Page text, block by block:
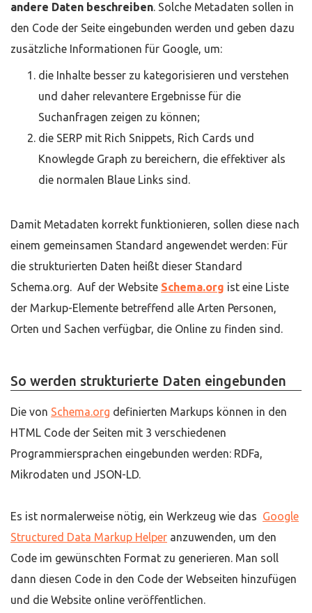
andere Daten beschreiben. Solche Metadaten sollen in
den Code der Seite eingebunden werden und geben dazu
zusätzliche Informationen für Google, um:
die Inhalte besser zu kategorisieren und verstehen
und daher relevantere Ergebnisse für die
Suchanfragen zeigen zu können;
die SERP mit Rich Snippets, Rich Cards und
Knowlegde Graph zu bereichern, die effektiver als
die normalen Blaue Links sind.
Damit Metadaten korrekt funktionieren, sollen diese nach
einem gemeinsamen Standard angewendet werden: Für
die strukturierten Daten heißt dieser Standard
Schema.org. Auf der Website Schema.org ist eine Liste
der Markup-Elemente betreffend alle Arten Personen,
Orten und Sachen verfügbar, die Online zu finden sind.
So werden strukturierte Daten eingebunden
Die von Schema.org definierten Markups können in den
HTML Code der Seiten mit 3 verschiedenen
Programmiersprachen eingebunden werden: RDFa,
Mikrodaten und JSON-LD.
Es ist normalerweise nötig, ein Werkzeug wie das Google
Structured Data Markup Helper anzuwenden, um den
Code im gewünschten Format zu generieren. Man soll
dann diesen Code in den Code der Webseiten hinzufügen
und die Website online veröffentlichen.